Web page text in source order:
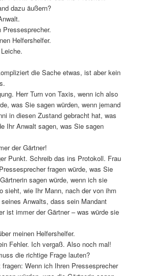
dazu äußern?
Pressesprecher.
Helfershelfer.
die Sache etwas, ist aber kein
Herr Turn von Taxis, wenn ich also
was Sie sagen würden, wenn jemand
in diesen Zustand gebracht hat, was
Ihr Anwalt sagen, was Sie sagen
der Gärtner!
Punkt. Schreib das ins Protokoll. Frau
fragen würde, was Sie
sagen würde, wenn ich sie
sieht, wie Ihr Mann, nach der von ihm
Anwalts, dass sein Mandant
ist immer der Gärtner – was würde sie
meinen Helfershelfer.
Fehler. Ich vergaß. Also noch mal!
die richtige Frage lauten?
Wenn ich Ihren Pressesprecher